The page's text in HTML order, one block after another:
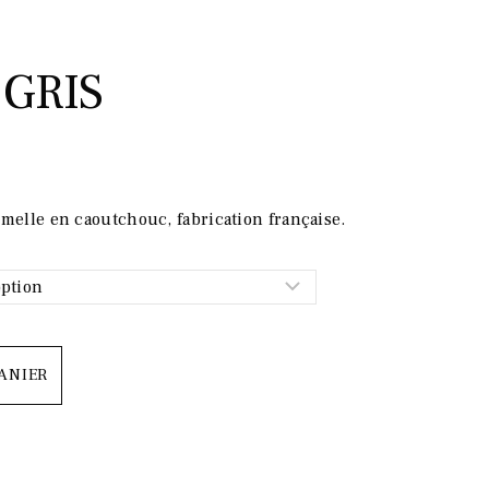
en caoutchouc, fabrication française.